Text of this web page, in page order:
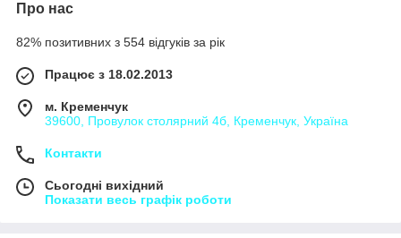
Про нас
82% позитивних з 554 відгуків за рік
Працює з 18.02.2013
м. Кременчук
39600, Провулок столярний 4б, Кременчук, Україна
Контакти
Сьогодні вихідний
Показати весь графік роботи